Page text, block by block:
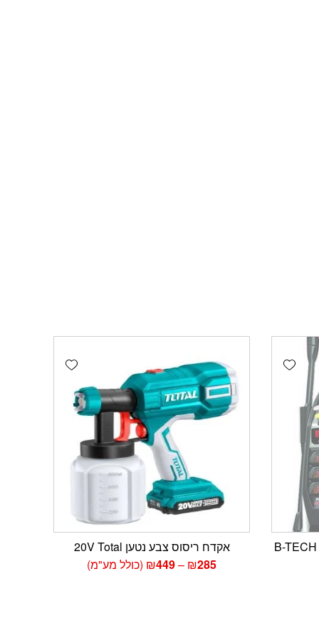
Add wishlist
מכונת שטיפה מקצועית 200 בר B-TECH
Add wishlist
אקדח ריסוס צבע נטען 20V Total
₪285
–
₪449 טווח
מחירים:
(כולל מע"מ)